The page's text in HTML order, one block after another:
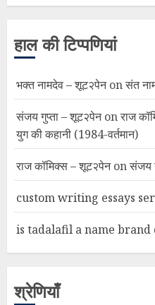
हाल की टिप्पणियां
भक्त नामदेव – शूट२पेनonसंत
संजय गुप्ता – शूट२पेनonराज
युग की कहानी (1984-वर्तमान)
राज कॉमिक्स – शूट२पेनonसंजय
custom writing essays
is tadalafil a name brand
श्रेणियाँ